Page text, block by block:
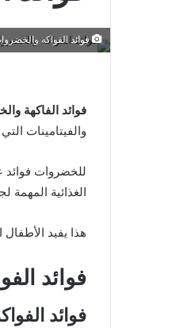
فوائد الفواكه
فوائد الفاكهة
والفيتامينات
للخضروات فوائد
الغذائية
هذا يفيد
فوائد
فوائد